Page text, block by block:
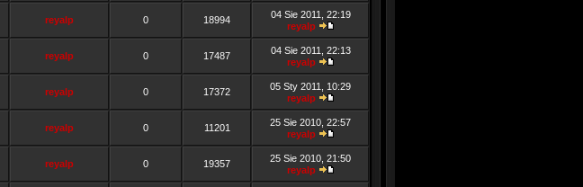
reyalp 0 18994
04 Sie 2011, 22:19
reyalp
reyalp 0 17487
04 Sie 2011, 22:13
reyalp
reyalp 0 17372
05 Sty 2011, 10:29
reyalp
reyalp 0 11201
25 Sie 2010, 22:57
reyalp
reyalp 0 19357
25 Sie 2010, 21:50
reyalp